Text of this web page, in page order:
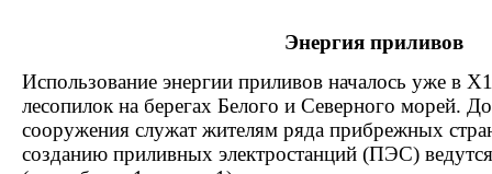
Энергия приливов
Использование энергии приливов началось уже в
лесопилок на берегах Белого и Северного морей.
сооружения служат жителям ряда прибрежных
созданию приливных электростанций (ПЭС)